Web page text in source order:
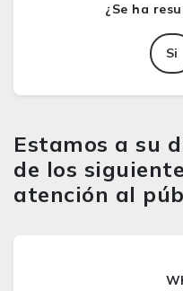
Si
Estamos a su
de los
atención al